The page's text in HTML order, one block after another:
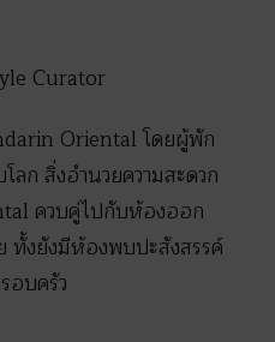
Oriental โดยผู้พัก
ก สิ่งอำนวยความสะดวก
ควบคู่ไปกับห้องออก
ทั้งยังมีห้องพบปะสังสรรค์
อบครัว